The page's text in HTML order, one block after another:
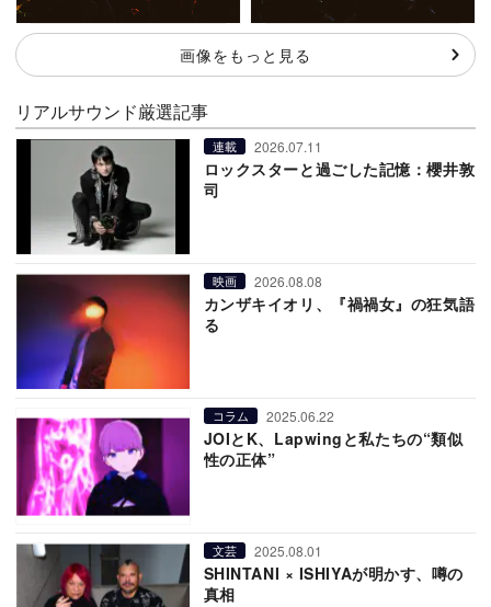
画像をもっと見る
リアルサウンド厳選記事
連載 2026.07.11
ロックスターと過ごした記憶：櫻井敦
司
映画 2026.08.08
カンザキイオリ、『禍禍女』の狂気語
る
コラム 2025.06.22
JOIとK、Lapwingと私たちの“類似
性の正体”
文芸 2025.08.01
SHINTANI × ISHIYAが明かす、噂の
真相